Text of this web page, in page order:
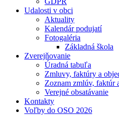
Udalosti v obci
Aktuality
Kalendár podujatí
Fotogaléria
Základná škola
Zverejňovanie
Úradná tabuľa
Zmluvy, faktúry a
Zoznam zmlúv, faktúr
Verejné obsatávanie
Kontakty
Voľby do OSO 2026